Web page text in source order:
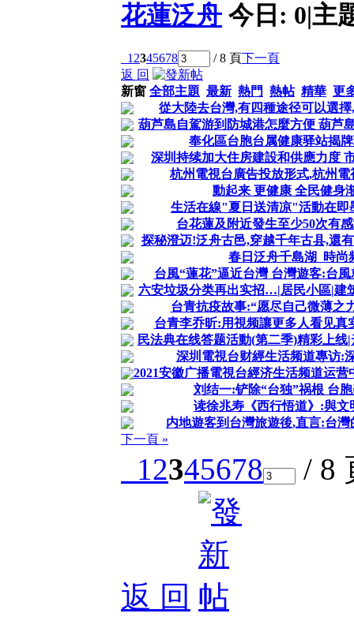
花蓮泛舟 今日: 0|主
1 2345678 / 8 頁下一頁
返 回
新窗 全部主題 最新 熱門 熱帖 精華 更
從大陸去台灣,有四種途径可以選
葫芦島自駕游到防城港怎麼方便 葫芦
奉化區台胞台属健康驿站揭
深圳持续加大住房建設和供應力度
杭州電視台廣告投放形式,杭州
動起来 更健康 全民健身
生活在線"夏日送清凉"活動在即
台花蓮及附近發生至少50次有
探秘澄迈!泛舟古邑,穿越千年古县,還
春日泛舟千島湖_時尚
台風“蓮花”逼近台灣 台灣遊客:台
六安垃圾分类再出实招…|居民小區|建
台青抗疫故事:“愿尽自己微薄之
台青李乔昕:用視频讓更多人看见真
民法典在线答题活動(第二季)精彩上线
深圳電視台财經生活频道專访:
2021安徽广播電視台經济生活频道运
刘结一:铲除“台独”祸根 台
读徐兆寿《西行悟道》:與文
内地遊客到台灣旅遊後,直言:台
下一頁 »
1 2345678 / 8
返 回